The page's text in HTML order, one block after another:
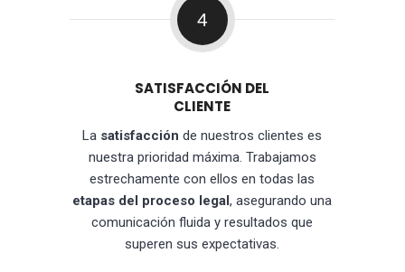
4
SATISFACCIÓN DEL
CLIENTE
La satisfacción de nuestros clientes es
nuestra prioridad máxima. Trabajamos
estrechamente con ellos en todas las
etapas del proceso legal, asegurando una
comunicación fluida y resultados que
superen sus expectativas.